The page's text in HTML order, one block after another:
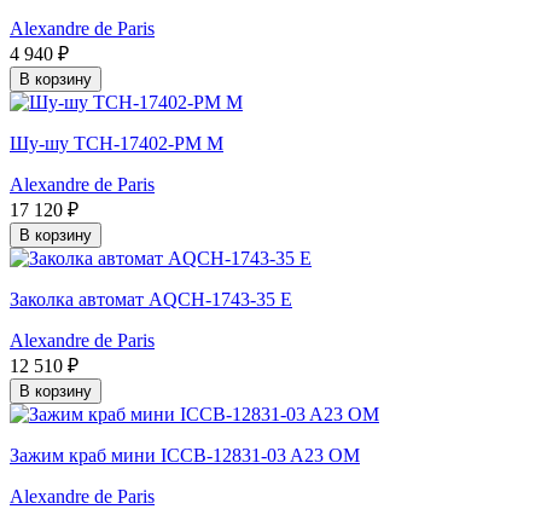
Alexandre de Paris
4 940 ₽
В корзину
Шу-шу TCH-17402-PM M
Alexandre de Paris
17 120 ₽
В корзину
Заколка автомат AQCH-1743-35 E
Alexandre de Paris
12 510 ₽
В корзину
Зажим краб мини ICCB-12831-03 A23 OM
Alexandre de Paris